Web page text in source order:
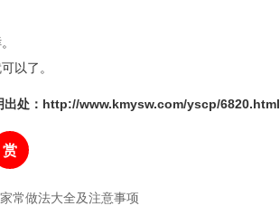
以了。
出处：http://www.kmysw.com/yscp/6820.html
赏
常做法大全及注意事项